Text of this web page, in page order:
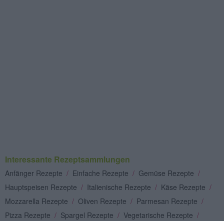
Interessante Rezeptsammlungen
Anfänger Rezepte / Einfache Rezepte / Gemüse Rezepte /
Hauptspeisen Rezepte / Italienische Rezepte / Käse Rezepte /
Mozzarella Rezepte / Oliven Rezepte / Parmesan Rezepte /
Pizza Rezepte / Spargel Rezepte / Vegetarische Rezepte /